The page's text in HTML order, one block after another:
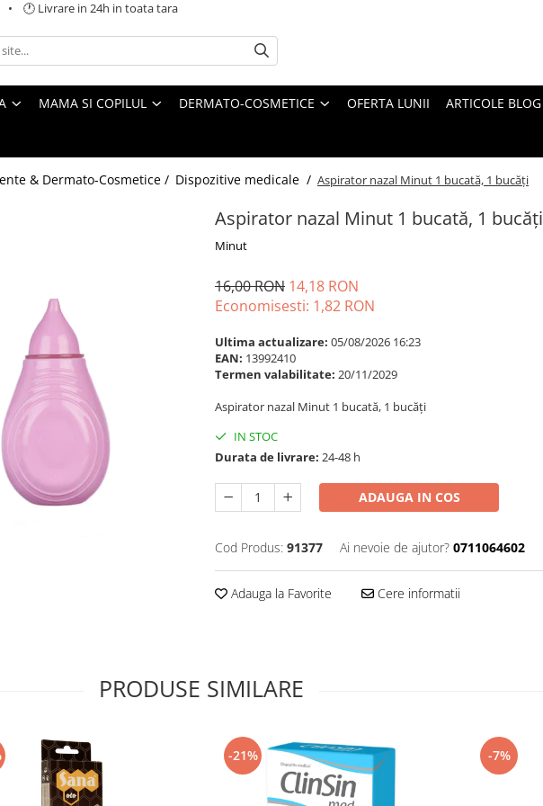
• 🕐 Livrare in 24h in toata tara
MAMA SI COPILUL DERMATO-COSMETICE OFERTA LUNII ARTICOLE BLOG
& Dermato-Cosmetice / Dispozitive medicale / Aspirator nazal Minut 1 bucată, 1 bucăți
Aspirator nazal Minut 1 bucată, 1 bucăți
Minut
16,00 RON 14,18 RON
Economisesti: 1,82 RON
Ultima actualizare: 05/08/2026 16:23
EAN: 13992410
Termen valabilitate: 20/11/2029
Aspirator nazal Minut 1 bucată, 1 bucăți
IN STOC
Durata de livrare: 24-48 h
ADAUGA IN COS
Cod Produs: 91377 Ai nevoie de ajutor? 0711064602
Adauga la Favorite Cere informatii
PRODUSE SIMILARE
-21% -7%